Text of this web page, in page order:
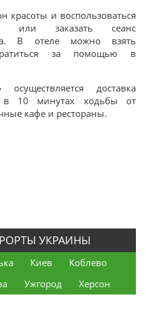
красоты и воспользоваться
или заказать сеанс
В отеле можно взять
за помощью в
доставка
в 10 минутах ходьбы от
кафе и рестораны.
УКРАИНЫ
Киев
Коблево
Ужгород Херсон